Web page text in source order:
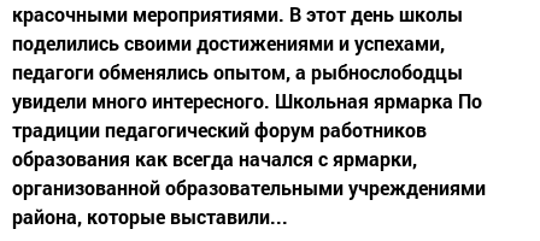
красочными мероприятиями. В этот день школы
поделились своими достижениями и успехами,
педагоги обменялись опытом, а рыбнослободцы
увидели много интересного. Школьная ярмарка По
традиции педагогический форум работников
образования как всегда начался с ярмарки,
организованной образовательными учреждениями
района, которые выставили...